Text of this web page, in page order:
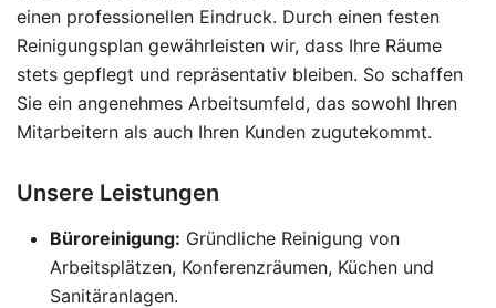
einen professionellen Eindruck. Durch einen festen
Reinigungsplan gewährleisten wir, dass Ihre Räume
stets gepflegt und repräsentativ bleiben. So schaffen
Sie ein angenehmes Arbeitsumfeld, das sowohl Ihren
Mitarbeitern als auch Ihren Kunden zugutekommt.
Unsere Leistungen
Büroreinigung: Gründliche Reinigung von
Arbeitsplätzen, Konferenzräumen, Küchen und
Sanitäranlagen.